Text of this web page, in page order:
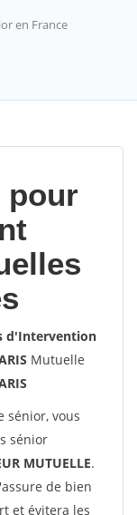
en France
pour
d'Intervention
Mutuelle
sénior, vous
sénior
MUTUELLE.
de bien
et évitera les